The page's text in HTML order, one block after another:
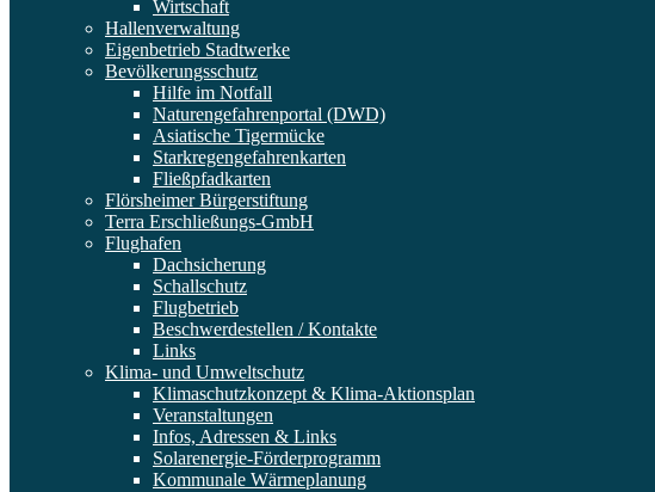
Wirtschaft
Hallenverwaltung
Eigenbetrieb Stadtwerke
Bevölkerungsschutz
Hilfe im Notfall
Naturengefahrenportal (DWD)
Asiatische Tigermücke
Starkregengefahrenkarten
Fließpfadkarten
Flörsheimer Bürgerstiftung
Terra Erschließungs-GmbH
Flughafen
Dachsicherung
Schallschutz
Flugbetrieb
Beschwerdestellen / Kontakte
Links
Klima- und Umweltschutz
Klimaschutzkonzept & Klima-Aktionsplan
Veranstaltungen
Infos, Adressen & Links
Solarenergie-Förderprogramm
Kommunale Wärmeplanung